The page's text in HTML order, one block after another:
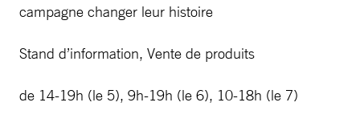
campagne changer leur histoire
Stand d’information, Vente de produits
de 14-19h (le 5), 9h-19h (le 6), 10-18h (le 7)